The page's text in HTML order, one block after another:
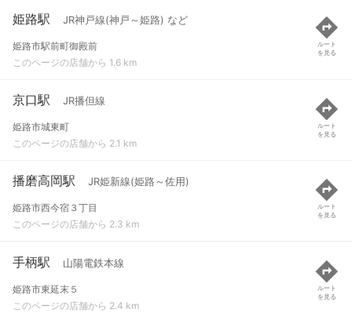
姫路駅 JR神戸線(神戸～姫路) など
姫路市駅前町御殿前
このページの店舗から 1.6 km
ルート
を見る
京口駅 JR播但線
姫路市城東町
このページの店舗から 2.1 km
ルート
を見る
播磨高岡駅 JR姫新線(姫路～佐用)
姫路市西今宿３丁目
このページの店舗から 2.3 km
ルート
を見る
手柄駅 山陽電鉄本線
姫路市東延末５
このページの店舗から 2.4 km
ルート
を見る